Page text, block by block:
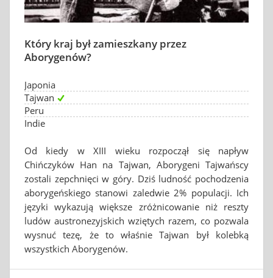
Który kraj był zamieszkany przez
Aborygenów?
Japonia
Tajwan
Peru
Indie
Od kiedy w XIII wieku rozpoczął się napływ
Chińczyków Han na Tajwan, Aborygeni Tajwańscy
zostali zepchnięci w góry. Dziś ludność pochodzenia
aborygeńskiego stanowi zaledwie 2% populacji. Ich
języki wykazują większe zróżnicowanie niż reszty
ludów austronezyjskich wziętych razem, co pozwala
wysnuć tezę, że to właśnie Tajwan był kolebką
wszystkich Aborygenów.